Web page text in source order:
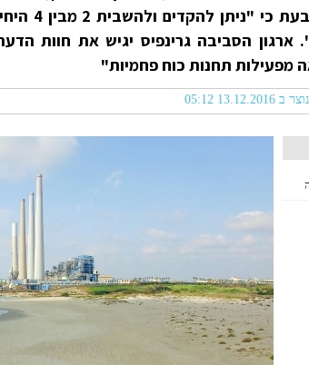
גרינפיס
משנת 2019". ארגון הסביבה גרינפיס יגיש את
מפעילות תחנות כוח פחמיות"
נוצר ב 13.12.2016 05:12